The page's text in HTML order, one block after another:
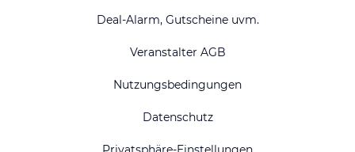
Deal-Alarm, Gutscheine uvm.
Veranstalter AGB
Nutzungsbedingungen
Datenschutz